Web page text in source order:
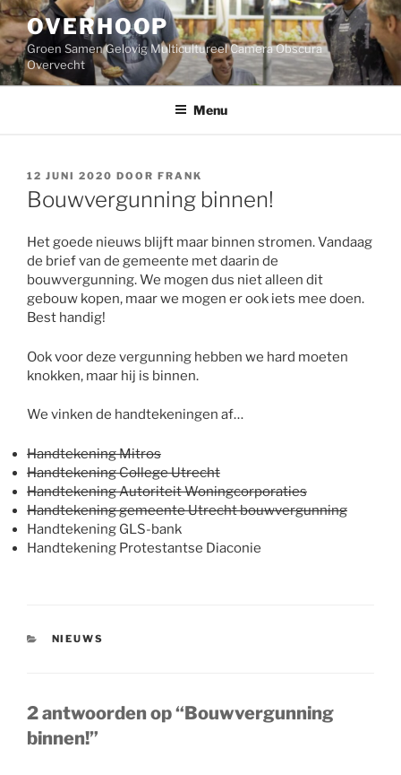
Ga
naar
de
inhoud
OVERHOOP
Groen Samen Gelovig Multicultureel Camera Obscura
Overvecht
Menu
GEPLAATST
12 JUNI 2020 DOOR FRANK
Bouwvergunning binnen!
Het goede nieuws blijft maar binnen stromen. Vandaag
de brief van de gemeente met daarin de
bouwvergunning. We mogen dus niet alleen dit
gebouw kopen, maar we mogen er ook iets mee doen.
Best handig!
Ook voor deze vergunning hebben we hard moeten
knokken, maar hij is binnen.
We vinken de handtekeningen af…
Handtekening Mitros
Handtekening College Utrecht
Handtekening Autoriteit Woningcorporaties
Handtekening gemeente Utrecht bouwvergunning
Handtekening GLS-bank
Handtekening Protestantse Diaconie
CATEGORIEËN
NIEUWS
2 antwoorden op “Bouwvergunning
binnen!”